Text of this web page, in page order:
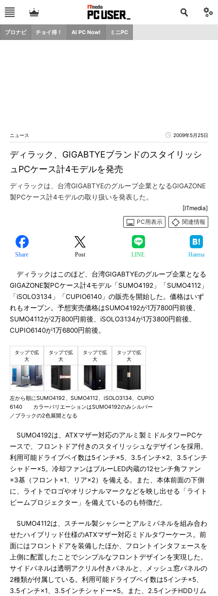
プロナビ チョイ得！ AI PC Now! ミニPC
ニュース 2009年5月25日
ディラック、GIGABTYEブランドのスタイリッシ
ュPCケース計4モデルを発売
ディラックは、台湾GIGABTYEのグループ企業となるGIGAZONE
製PCケース計4モデルの取り扱いを発表した。
[ITmedia]
PC用表示
関連情報
Share Post LINE Hatena
ディラックはこのほど、台湾GIGABTYEのグループ企業となる
GIGAZONE製PCケース計4モデル「SUMO4192」「SUMO4112」
「iSOLO3134」「CUPIO6140」の販売を開始した。価格はいず
れもオープン。予想実売価格はSUMO4192が1万7800円前後、
SUMO4112が2万800円前後、iSOLO3134が1万3800円前後、
CUPIO6140が1万6800円前後。
左から順にSUMO4192、SUMO4112、iSOLO3134、CUPIO
6140 カラーバリエーションはSUMO4192のみシルバー
／ブラックの2色展開となる
SUMO4192は、ATXマザー対応のアルミ製ミドルタワーPCケ
ースで、フロントドア付きのスタイリッシュなデザインを採用。
利用可能ドライブベイ数は5インチ×5、3.5インチ×2、3.5インチ
シャドー×5。冷却ファンはブルーLED内蔵の12センチ角ファン
×3基（フロント×1、リア×2）を備える。また、本体前面の下側
に、ライトでロゴやオリジナルマークなどを映し出せる「ライト
ビームプロジェクター」を備えているのも特徴だ。
SUMO4112は、スチール製シャシーとアルミパネルを組み合わ
せたハイブリッド仕様のATXマザー対応ミドルタワーケース。前
面にはフロントドアを装備したほか、フロントインタフェースを
上側に配置したことでシンプルなフロントデザインを実現した。
サイドパネルは透明アクリル付きパネルと、メッシュ窓パネルの
2種類が付属している。利用可能ドライブベイ数は5インチ×5、
3.5インチ×1、3.5インチシャドー×5。また、2.5インチHDDリム